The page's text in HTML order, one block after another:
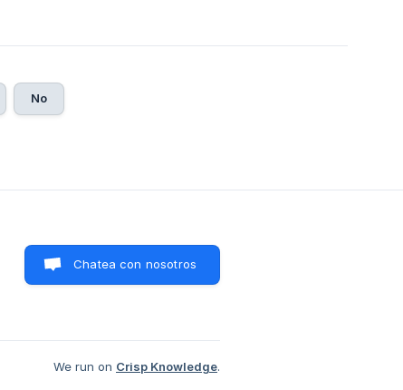
No
Chatea con nosotros
We run on Crisp Knowledge.